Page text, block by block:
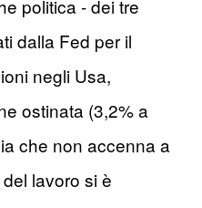
politica - dei tre
dalla Fed per il
negli Usa,
ostinata (3,2% a
che non accenna a
lavoro si è